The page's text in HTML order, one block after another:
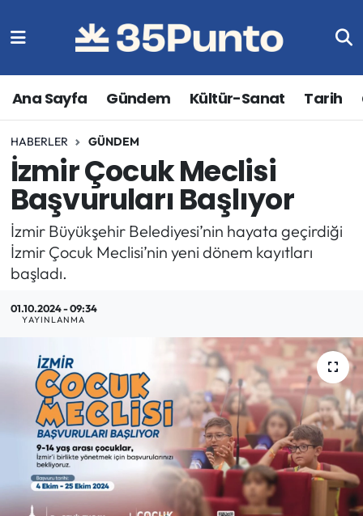
Ana Sayfa Gündem Kültür-Sanat Tarih
HABERLER GÜNDEM
İzmir Çocuk Meclisi
Başvuruları Başlıyor
İzmir Büyükşehir Belediyesi’nin hayata geçirdiği
İzmir Çocuk Meclisi’nin yeni dönem kayıtları
başladı.
01.10.2024 - 09:34
YAYINLANMA